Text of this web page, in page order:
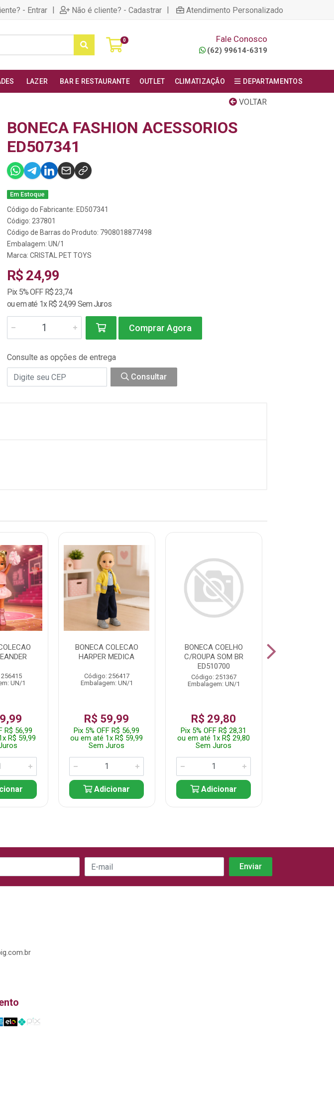
- Entrar | Não é cliente? - Cadastrar | Atendimento Personalizado
0 Fale Conosco
(62) 99614-6319
LAZER BAR E RESTAURANTE OUTLET CLIMATIZAÇÃO DEPARTAMENTOS
VOLTAR
BONECA FASHION ACESSORIOS
ED507341
Em Estoque
Código do Fabricante: ED507341
Código: 237801
Código de Barras do Produto: 7908018877498
Embalagem: UN/1
Marca: CRISTAL PET TOYS
R$ 24,99
Pix 5% OFF R$ 23,74
ou em até 1x R$ 24,99 Sem Juros
Comprar Agora
Consulte as opções de entrega
Consultar
UN/1
R$ 56,99
R$ 59,99
BONECA COLECAO
HARPER MEDICA
Código: 256417
Embalagem: UN/1
R$ 59,99
Pix 5% OFF R$ 56,99
ou em até 1x R$ 59,99
Sem Juros
Adicionar
BONECA COELHO
C/ROUPA SOM BR
ED510700
Código: 251367
Embalagem: UN/1
R$ 29,80
Pix 5% OFF R$ 28,31
ou em até 1x R$ 29,80
Sem Juros
Adicionar